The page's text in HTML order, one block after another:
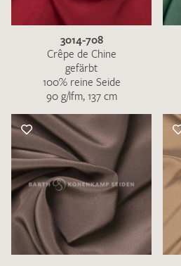
3014-708
Crêpe de Chine
gefärbt
100% reine Seide
90 g/lfm, 137 cm